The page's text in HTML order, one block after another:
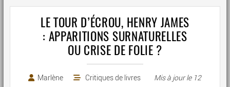
LE TOUR D’ÉCROU, HENRY JAMES
: APPARITIONS SURNATURELLES
OU CRISE DE FOLIE ?
Marlène Critiques de livres Mis à jour le 12